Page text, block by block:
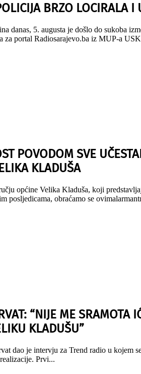
BRZO LOCIRALA I
danas, 5. augusta je došlo do sukoba
za portal Radiosarajevo.ba iz MUP-a
POVODOM SVE
KLADUŠA
općine Velika Kladuša, koji
posljedicama, obraćamo se
“NIJE ME SRAMOTA
KLADUŠU”
dao je intervju za Trend radio u kojem
Prvi...